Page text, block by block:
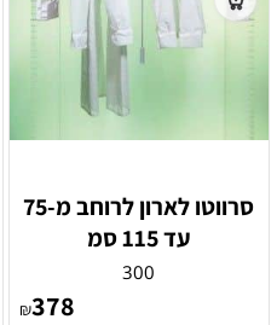
סרווטו לארון לרוחב מ-75
עד 115 סמ
300
₪378